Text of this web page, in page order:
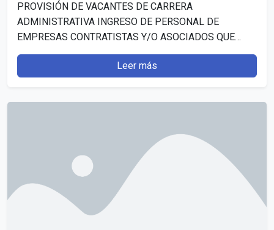
PROVISIÓN DE VACANTES DE CARRERA
ADMINISTRATIVA INGRESO DE PERSONAL DE
EMPRESAS CONTRATISTAS Y/O ASOCIADOS QUE
DESARROLLEN PROCESOS PROVISIÓN DE VACANTES
DE CARRERA ADMINISTRATIVA LIQUIDACIÓN…
Leer más